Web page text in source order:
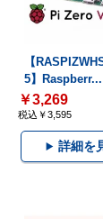
【
5】Raspberr...
￥3,269
税込￥3,595
詳細を